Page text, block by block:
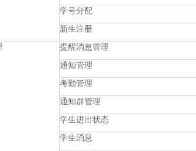
学号分配
新生注册
提醒消息管理
通知管理
考勤管理
通知群管理
学生进出状态
学生消息